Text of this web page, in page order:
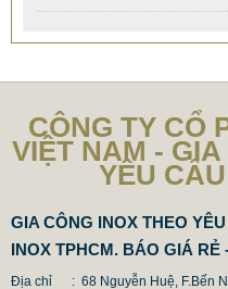
CÔNG TY CỔ
VIỆT NAM -
YÊU
GIA CÔNG INOX THEO
INOX TPHCM. BÁO GIÁ RẺ
Địa chỉ : 68 Nguyễn Huệ, F.Bến